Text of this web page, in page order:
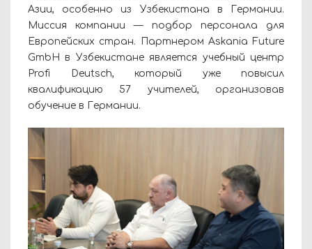
Азии, особенно из Узбекистана в Германии.
Миссия компании — подбор персонала для
Европейских стран. Партнером Askania Future
GmbH в Узбекистане является учебный центр
Profi Deutsch, который уже повысил
квалификацию 57 учителей, организовав
обучение в Германии.